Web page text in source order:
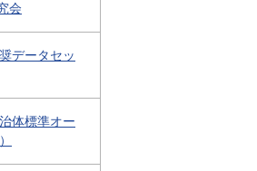
会
データセッ
体標準オー